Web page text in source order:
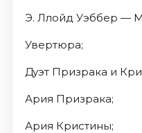
Э. Ллойд Уэббер —
Увертюра;
Дуэт Призрака и
Ария Призрака;
Ария Кристины;